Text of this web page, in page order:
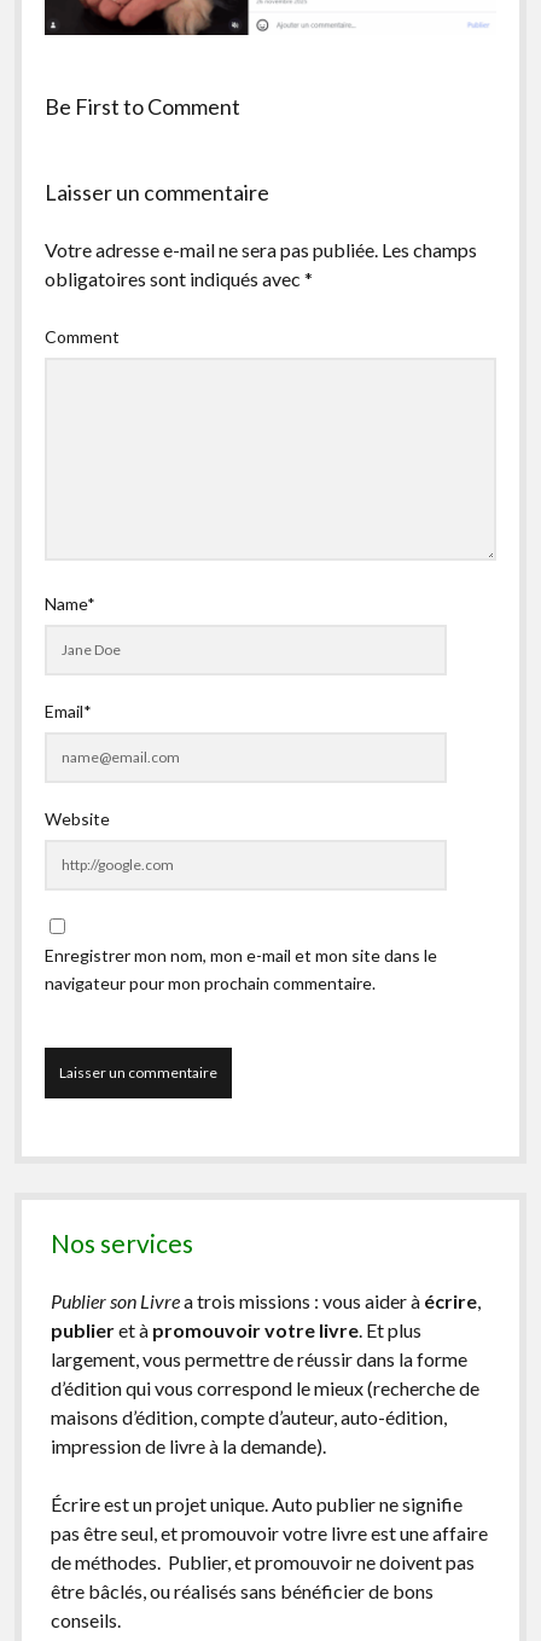
facebookinstagram
youtubeemail-
Be First to Comment
Laisser un commentaire
Votre adresse e-mail ne sera pas publiée. Les champs
obligatoires sont indiqués avec *
Comment
Name*
Email*
Website
Enregistrer mon nom, mon e-mail et mon site dans le
navigateur pour mon prochain commentaire.
Nos services
Publier son Livrea trois missions : vous aider à écrire
publieret à promouvoir votre livre . Et plus
largement, vous permettre de réussir dans la forme
d’édition qui vous correspond le mieux (recherche de
maisons d’édition, compte d’auteur, auto-édition,
impression de livre à la demande).
Écrire est un projet unique. Auto publier ne signifie
pas être seul, et promouvoir votre livre est une affaire
de méthodes. Publier, et promouvoir ne doivent pas
être bâclés, ou réalisés sans bénéficier de bons
conseils.